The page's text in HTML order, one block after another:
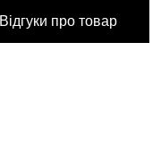
79 см
Відгуки про товар